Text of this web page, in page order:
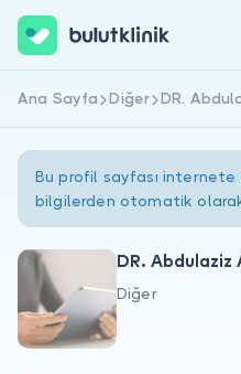
Hakkımızda
Hemen Kaydol
Ana Sayfa Diğer DR.
Bu profil sayfası internete
bilgilerden otomatik
DR. Abdulaziz
Diğer